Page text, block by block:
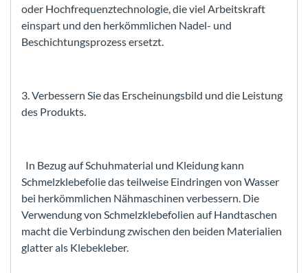
oder Hochfrequenztechnologie, die viel Arbeitskraft
einspart und den herkömmlichen Nadel- und
Beschichtungsprozess ersetzt.
3. Verbessern Sie das Erscheinungsbild und die Leistung
des Produkts.
In Bezug auf Schuhmaterial und Kleidung kann
Schmelzklebefolie das teilweise Eindringen von Wasser
bei herkömmlichen Nähmaschinen verbessern. Die
Verwendung von Schmelzklebefolien auf Handtaschen
macht die Verbindung zwischen den beiden Materialien
glatter als Klebekleber.